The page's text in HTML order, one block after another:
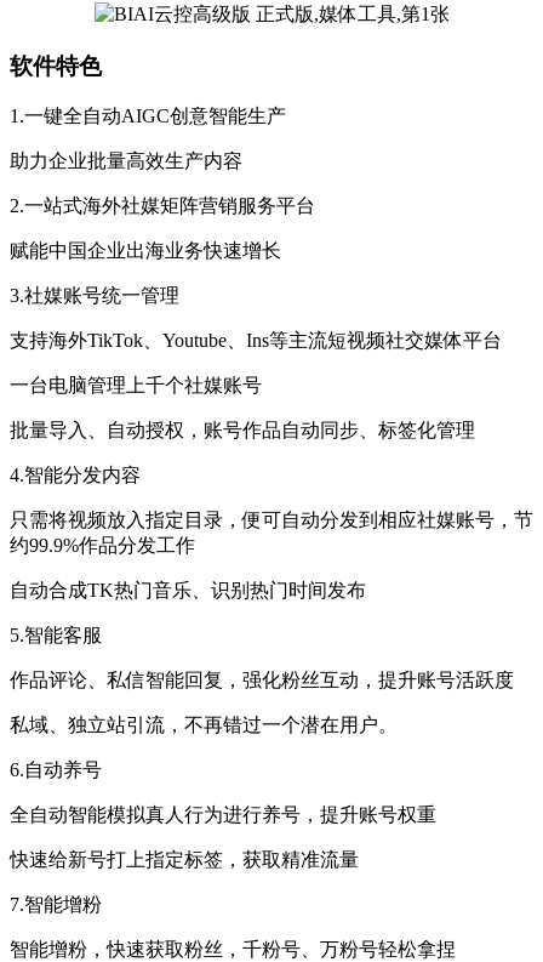
软件特色
1.一键全自动AIGC创意智能生产
助力企业批量高效生产内容
2.一站式海外社媒矩阵营销服务平台
赋能中国企业出海业务快速增长
3.社媒账号统一管理
支持海外TikTok、Youtube、Ins等主流短视频社交媒体平台
一台电脑管理上千个社媒账号
批量导入、自动授权，账号作品自动同步、标签化管理
4.智能分发内容
只需将视频放入指定目录，便可自动分发到相应社媒账号，节
约99.9%作品分发工作
自动合成TK热门音乐、识别热门时间发布
5.智能客服
作品评论、私信智能回复，强化粉丝互动，提升账号活跃度
私域、独立站引流，不再错过一个潜在用户。
6.自动养号
全自动智能模拟真人行为进行养号，提升账号权重
快速给新号打上指定标签，获取精准流量
7.智能增粉
智能增粉，快速获取粉丝，千粉号、万粉号轻松拿捏